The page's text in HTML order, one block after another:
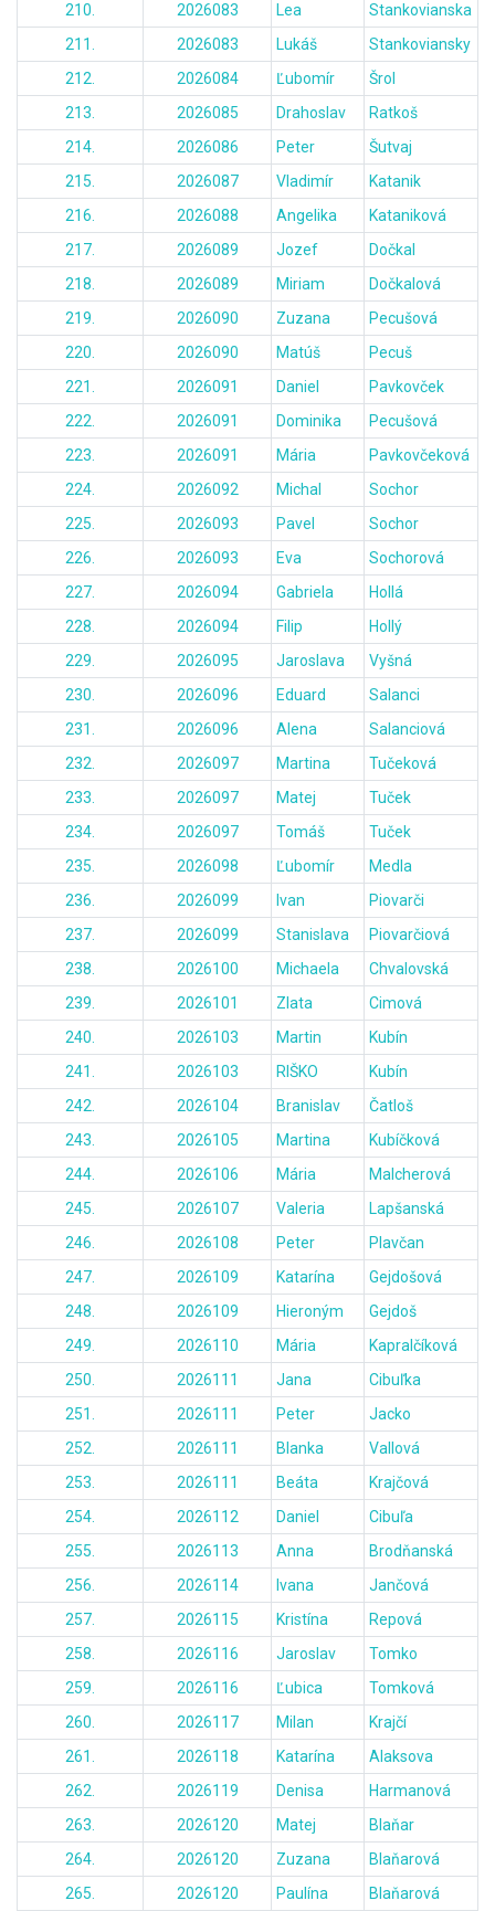
210. 2026083 Lea
Stankovianska
211.
2026083 Lukáš
Stankoviansky
212.
2026084 Ľubomír
Šrol
213.
2026085 Drahoslav
Ratkoš
214.
2026086 Peter
Šutvaj
215.
2026087 Vladimír
Katanik
216.
2026088 Angelika
Kataniková
217.
2026089 Jozef
Dočkal
218.
2026089 Miriam
Dočkalová
219.
2026090 Zuzana
Pecušová
220.
2026090 Matúš
Pecuš
221.
2026091 Daniel
Pavkovček
222.
2026091 Dominika
Pecušová
223.
2026091 Mária
Pavkovčeková
224.
2026092 Michal
Sochor
225.
2026093 Pavel
Sochor
226.
2026093 Eva
Sochorová
227.
2026094 Gabriela
Hollá
228.
2026094 Filip
Hollý
229.
2026095 Jaroslava
Vyšná
230.
2026096 Eduard
Salanci
231.
2026096 Alena
Salanciová
232.
2026097 Martina
Tučeková
233.
2026097 Matej
Tuček
234.
2026097 Tomáš
Tuček
235.
2026098 Ľubomír
Medla
236.
2026099 Ivan
Piovarči
237.
2026099 Stanislava
Piovarčiová
238.
2026100 Michaela
Chvalovská
239.
2026101 Zlata
Cimová
240.
2026103 Martin
Kubín
241.
2026103 RIŠKO
Kubín
242.
2026104 Branislav
Čatloš
243.
2026105 Martina
Kubíčková
244.
2026106 Mária
Malcherová
245.
2026107 Valeria
Lapšanská
246.
2026108 Peter
Plavčan
247.
2026109 Katarína
Gejdošová
248.
2026109 Hieroným
Gejdoš
249.
2026110 Mária
Kapralčíková
250.
2026111 Jana
Cibuľka
251.
2026111 Peter
Jacko
252.
2026111 Blanka
Vallová
253.
2026111 Beáta
Krajčová
254.
2026112 Daniel
Cibuľa
255.
2026113 Anna
Brodňanská
256.
2026114 Ivana
Jančová
257.
2026115 Kristína
Repová
258.
2026116 Jaroslav
Tomko
259.
2026116 Ľubica
Tomková
260.
2026117 Milan
Krajčí
261.
2026118 Katarína
Alaksova
262.
2026119 Denisa
Harmanová
263.
2026120 Matej
Blaňar
264.
2026120 Zuzana
Blaňarová
265.
2026120 Paulína
Blaňarová